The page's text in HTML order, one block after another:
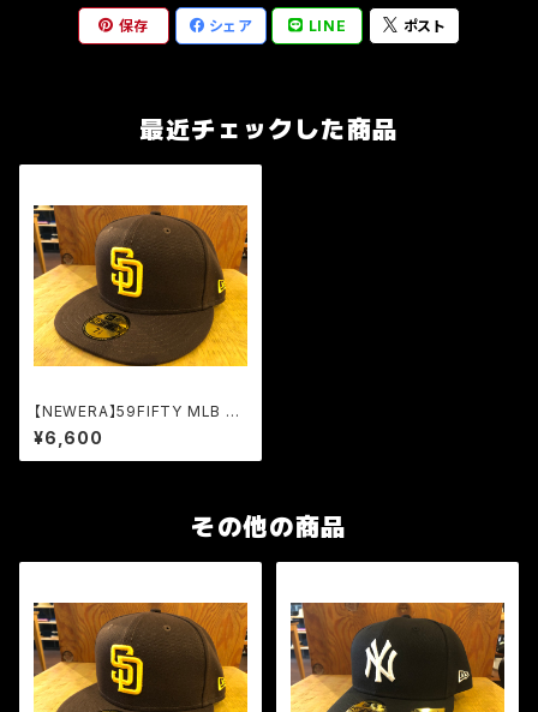
保存 シェア LINE ポスト
最近チェックした商品
【NEWERA】59FIFTY MLB オ
ンフィールド SP
¥6,600
その他の商品